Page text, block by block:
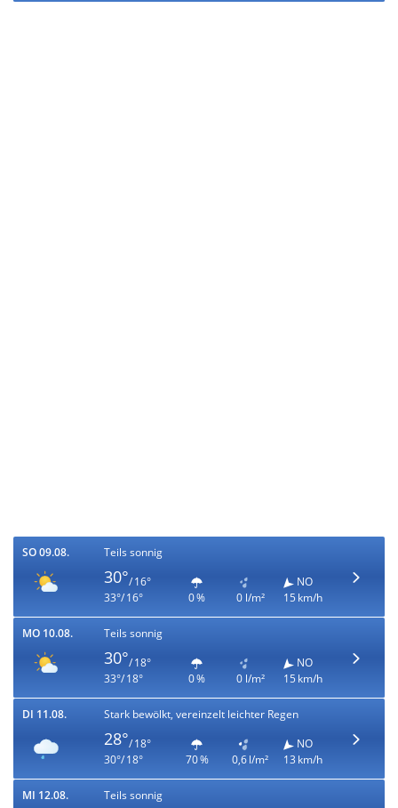
SO 09.08. Teils sonnig
30°/ 16°
33°/ 16°
0 % 0 l/m²
NO
15 km/h
MO 10.08. Teils sonnig
30°/ 18°
33°/ 18°
0 % 0 l/m²
NO
15 km/h
DI 11.08. Stark bewölkt, vereinzelt leichter Regen
28°/ 18°
30°/ 18°
70 % 0,6 l/m²
NO
13 km/h
MI 12.08. Teils sonnig